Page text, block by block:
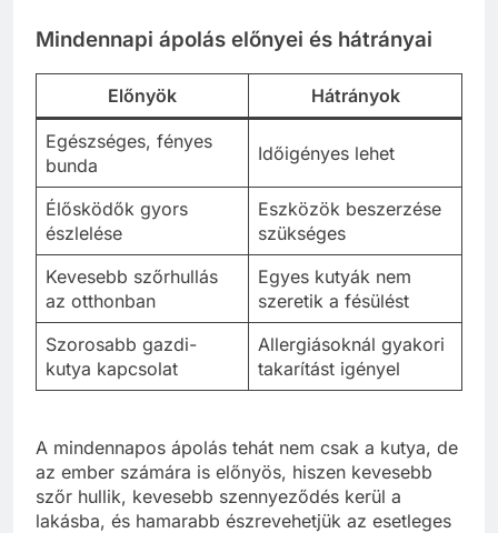
Mindennapi ápolás előnyei és hátrányai
Előnyök Hátrányok
Egészséges, fényes
bunda
Időigényes lehet
Élősködők gyors
észlelése
Eszközök beszerzése
szükséges
Kevesebb szőrhullás
az otthonban
Egyes kutyák nem
szeretik a fésülést
Szorosabb gazdi-
kutya kapcsolat
Allergiásoknál gyakori
takarítást igényel
A mindennapos ápolás tehát nem csak a kutya, de
az ember számára is előnyös, hiszen kevesebb
szőr hullik, kevesebb szennyeződés kerül a
lakásba, és hamarabb észrevehetjük az esetleges